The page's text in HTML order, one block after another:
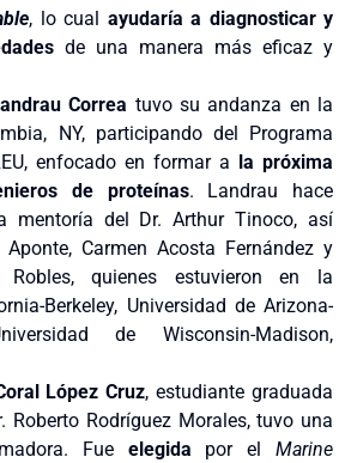
, lo cual ayudaría a diagnosticar y
de una manera más eficaz y
Correa tuvo su andanza en la
NY, participando del Programa
enfocado en formar a la próxima
de proteínas. Landrau hace
mentoría del Dr. Arthur Tinoco, así
Carmen Acosta Fernández y
quienes estuvieron en la
Berkeley, Universidad de Arizona-
de Wisconsin-Madison,
López Cruz, estudiante graduada
Roberto Rodríguez Morales, tuvo una
Fue elegida por el Marine